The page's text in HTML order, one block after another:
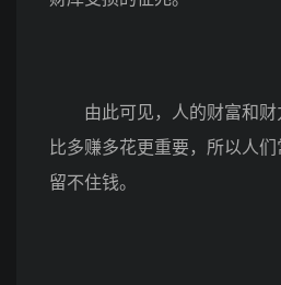
由此可见，人的财富和财
比多赚多花更重要，所以人
留不住钱。